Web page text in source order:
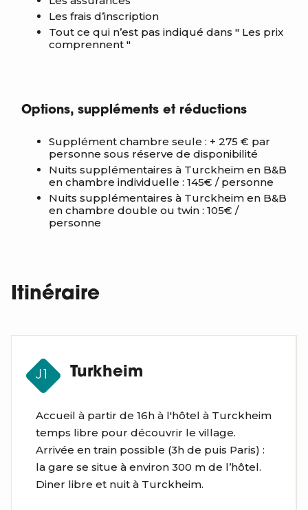
Les frais d’inscription
Tout ce qui n’est pas indiqué dans " Les prix
comprennent "
Options, suppléments et réductions
Supplément chambre seule : + 275 € par
personne sous réserve de disponibilité
Nuits supplémentaires à Turckheim en B&B
en chambre individuelle : 145€ / personne
Nuits supplémentaires à Turckheim en B&B
en chambre double ou twin : 105€ /
personne
Itinéraire
J1 Turkheim
Accueil à partir de 16h à l'hôtel à Turckheim
temps libre pour découvrir le village.
Arrivée en train possible (3h de puis Paris) :
la gare se situe à environ 300 m de l’hôtel.
Diner libre et nuit à Turckheim.